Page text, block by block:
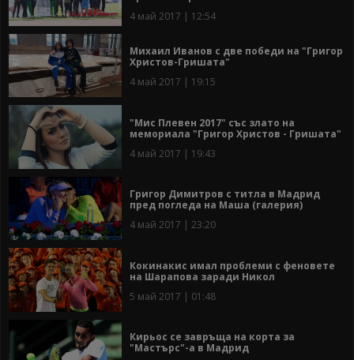
4 май 2017 | 12:54
Михаил Иванов с две победи на "Григор
Христов-Гришата"
4 май 2017 | 19:15
"Мис Плевен 2017" със злато на
мемориала "Григор Христов - Гришата"
4 май 2017 | 19:43
Григор Димитров с титла в Мадрид
пред погледа на Маша (галерия)
4 май 2017 | 23:20
Кокинакис имал проблеми с феновете
на Шарапова заради Никол
5 май 2017 | 01:48
Кирьос се завръща на корта за
"Мастърс"-а в Мадрид